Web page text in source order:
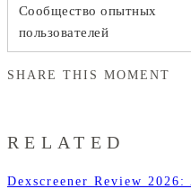
Сообщество опытных
пользователей
SHARE THIS MOMENT
RELATED
Dexscreener Review 2026: